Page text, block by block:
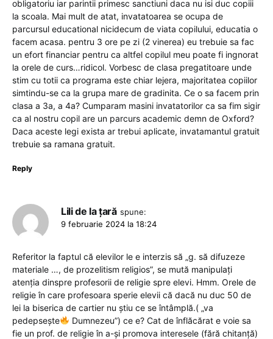
obligatoriu iar parintii primesc sanctiuni daca nu isi duc copiii
la scoala. Mai mult de atat, invatatoarea se ocupa de
parcursul educational nicidecum de viata copilului, educatia o
facem acasa. pentru 3 ore pe zi (2 vinerea) eu trebuie sa fac
un efort financiar pentru ca altfel copilul meu poate fi ingnorat
la orele de curs…ridicol. Vorbesc de clasa pregatitoare unde
stim cu totii ca programa este chiar lejera, majoritatea copiilor
simtindu-se ca la grupa mare de gradinita. Ce o sa facem prin
clasa a 3a, a 4a? Cumparam masini invatatorilor ca sa fim sigir
ca al nostru copil are un parcurs academic demn de Oxford?
Daca aceste legi exista ar trebui aplicate, invatamantul gratuit
trebuie sa ramana gratuit.
Reply
Lili de la țară spune:
9 februarie 2024 la 18:24
Referitor la faptul că elevilor le e interzis să „g. să difuzeze
materiale …, de prozelitism religios”, se mută manipulați
atenția dinspre profesorii de religie spre elevi. Hmm. Orele de
religie în care profesoara sperie elevii că dacă nu duc 50 de
lei la biserica de cartier nu știu ce se întâmplă.( „va
pedepsește
Dumnezeu”) ce e? Cat de înflăcărat e voie sa
fie un prof. de religie în a-și promova interesele (fără chitanță)